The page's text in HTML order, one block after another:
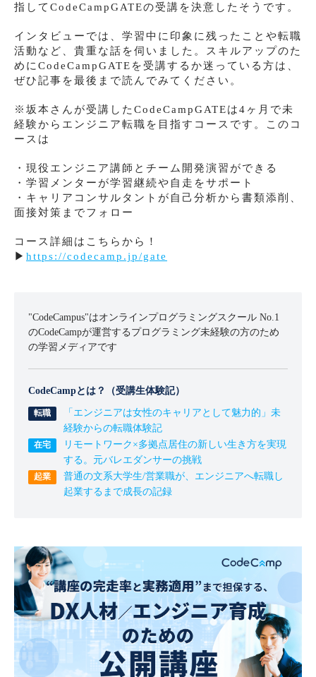
指してCodeCampGATEの受講を決意したそうです。
インタビューでは、学習中に印象に残ったことや転職
活動など、貴重な話を伺いました。スキルアップのた
めにCodeCampGATEを受講するか迷っている方は、
ぜひ記事を最後まで読んでみてください。
※坂本さんが受講したCodeCampGATEは4ヶ月で未
経験からエンジニア転職を目指すコースです。このコ
ースは
・現役エンジニア講師とチーム開発演習ができる
・学習メンターが学習継続や自走をサポート
・キャリアコンサルタントが自己分析から書類添削、
面接対策までフォロー
コース詳細はこちらから！
▶︎ https://codecamp.jp/gate
"CodeCampus"はオンラインプログラミングスクール No.1
のCodeCampが運営するプログラミング未経験の方のため
の学習メディアです
CodeCampとは？（受講生体験記）
「エンジニアは女性のキャリアとして魅力的」未
経験からの転職体験記
リモートワーク×多拠点居住の新しい生き方を実現
する。元バレエダンサーの挑戦
普通の文系大学生/営業職が、エンジニアへ転職し
起業するまで成長の記録